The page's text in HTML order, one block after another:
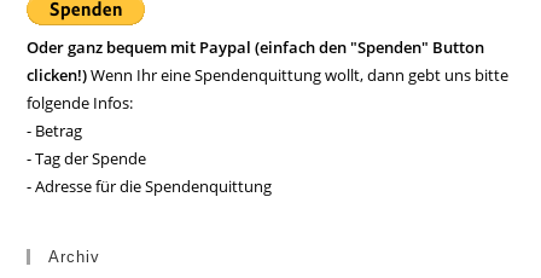
Oder ganz bequem mit Paypal (einfach den "Spenden" Button
clicken!)Wenn Ihr eine Spendenquittung wollt, dann gebt uns bitte
folgende Infos:
- Betrag
- Tag der Spende
- Adresse für die Spendenquittung
Archiv